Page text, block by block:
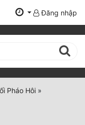
Đăng nhập
Pháo Hôi »